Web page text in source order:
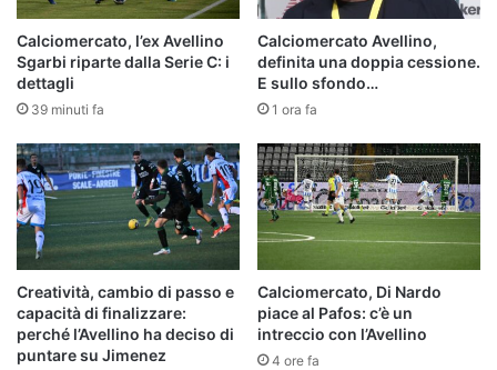
Calciomercato, l’ex Avellino
Sgarbi riparte dalla Serie C: i
dettagli
39 minuti fa
Calciomercato Avellino,
definita una doppia cessione.
E sullo sfondo…
1 ora fa
Creatività, cambio di passo e
capacità di finalizzare:
perché l’Avellino ha deciso di
puntare su Jimenez
Calciomercato, Di Nardo
piace al Pafos: c’è un
intreccio con l’Avellino
4 ore fa